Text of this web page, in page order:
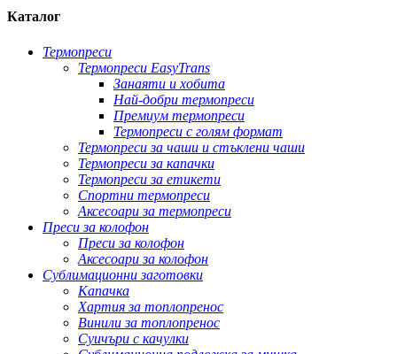
Каталог
Термопреси
Термопреси EasyTrans
Занаяти и хобита
Най-добри термопреси
Премиум термопреси
Термопреси с голям формат
Термопреси за чаши и стъклени чаши
Термопреси за капачки
Термопреси за етикети
Спортни термопреси
Аксесоари за термопреси
Преси за колофон
Преси за колофон
Аксесоари за колофон
Сублимационни заготовки
Капачка
Хартия за топлопренос
Винили за топлопренос
Суичъри с качулки